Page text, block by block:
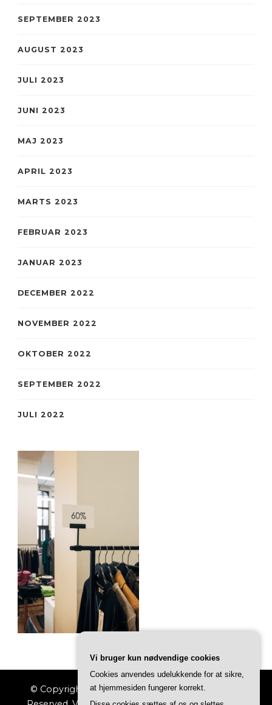
SEPTEMBER 2023
AUGUST 2023
JULI 2023
JUNI 2023
MAJ 2023
APRIL 2023
MARTS 2023
FEBRUAR 2023
JANUAR 2023
DECEMBER 2022
NOVEMBER 2022
OKTOBER 2022
SEPTEMBER 2022
JULI 2022
© Copyright 2026Indkøbs Magasinet. All Rights
Vi bruger kun nødvendige cookies
Cookies anvendes udelukkende for at sikre,
at hjemmesiden fungerer korrekt.